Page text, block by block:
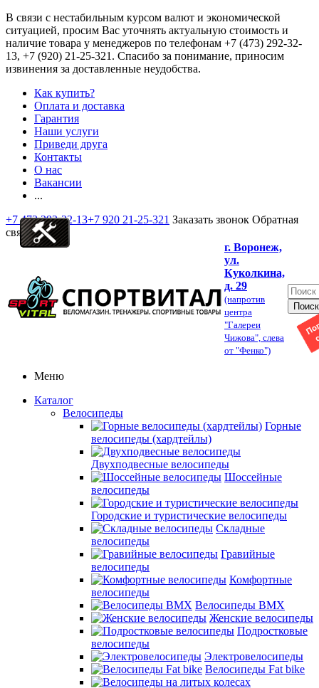
В связи с нестабильным курсом валют и экономической
ситуацией, просим Вас уточнять актуальную стоимость и
наличие товара у менеджеров по телефонам +7 (473) 292-32-
13, +7 (920) 21-25-321 . Спасибо за понимание, приносим
извинения за доставленные неудобства.
Как купить?
Оплата и доставка
Гарантия
Наши услуги
Приведи друга
Контакты
О нас
Вакансии
...
+7 473 292-32-13+7 920 21-25-321 Заказать звонок Обратная
связь
г. Воронеж,
ул.
Куколкина,
д. 29
(напротив
центра
"Галереи
Чижова", слева
от "Фенко")
Меню
Каталог
Велосипеды
Горные
велосипеды (хардтейлы)
Двухподвесные велосипеды
Шоссейные
велосипеды
Городские и туристические велосипеды
Складные
велосипеды
Гравийные
велосипеды
Комфортные
велосипеды
Велосипеды BMX
Женские велосипеды
Подростковые
велосипеды
Электровелосипеды
Велосипеды Fat bike